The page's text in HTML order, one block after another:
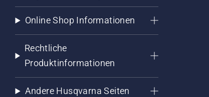
Online Shop Informationen
Rechtliche
Produktinformationen
Andere Husqvarna Seiten